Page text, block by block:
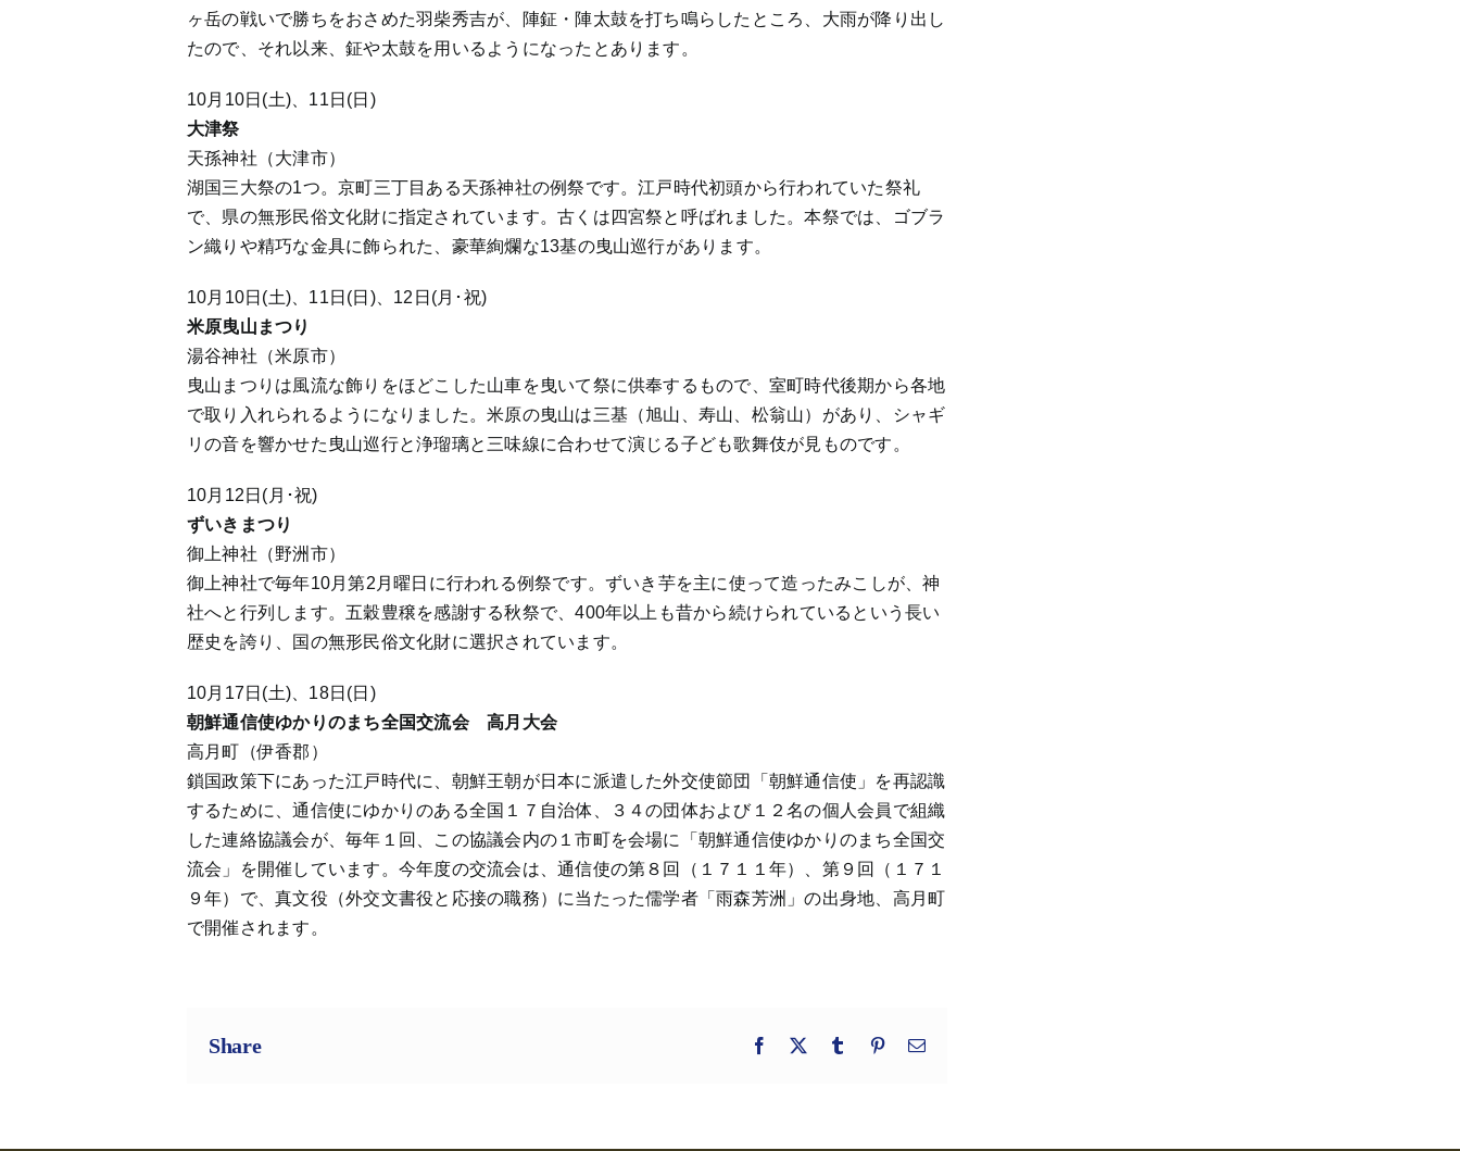
ヶ岳の戦いで勝ちをおさめた羽柴秀吉が、陣鉦・陣太鼓を打ち鳴らしたところ、大雨が降り出し
たので、それ以来、鉦や太鼓を用いるようになったとあります。
10月10日(土)、11日(日)
大津祭
天孫神社（大津市）
湖国三大祭の1つ。京町三丁目ある天孫神社の例祭です。江戸時代初頭から行われていた祭礼
で、県の無形民俗文化財に指定されています。古くは四宮祭と呼ばれました。本祭では、ゴブラ
ン織りや精巧な金具に飾られた、豪華絢爛な13基の曳山巡行があります。
10月10日(土)、11日(日)、12日(月･祝)
米原曳山まつり
湯谷神社（米原市）
曳山まつりは風流な飾りをほどこした山車を曳いて祭に供奉するもので、室町時代後期から各地
で取り入れられるようになりました。米原の曳山は三基（旭山、寿山、松翁山）があり、シャギ
リの音を響かせた曳山巡行と浄瑠璃と三味線に合わせて演じる子ども歌舞伎が見ものです。
10月12日(月･祝)
ずいきまつり
御上神社（野洲市）
御上神社で毎年10月第2月曜日に行われる例祭です。ずいき芋を主に使って造ったみこしが、神
社へと行列します。五穀豊穣を感謝する秋祭で、400年以上も昔から続けられているという長い
歴史を誇り、国の無形民俗文化財に選択されています。
10月17日(土)、18日(日)
朝鮮通信使ゆかりのまち全国交流会 高月大会
高月町（伊香郡）
鎖国政策下にあった江戸時代に、朝鮮王朝が日本に派遣した外交使節団「朝鮮通信使」を再認識
するために、通信使にゆかりのある全国１７自治体、３４の団体および１２名の個人会員で組織
した連絡協議会が、毎年１回、この協議会内の１市町を会場に「朝鮮通信使ゆかりのまち全国交
流会」を開催しています。今年度の交流会は、通信使の第８回（１７１１年）、第９回（１７１
９年）で、真文役（外交文書役と応接の職務）に当たった儒学者「雨森芳洲」の出身地、高月町
で開催されます。
Share Facebook TumblrPinterest
電